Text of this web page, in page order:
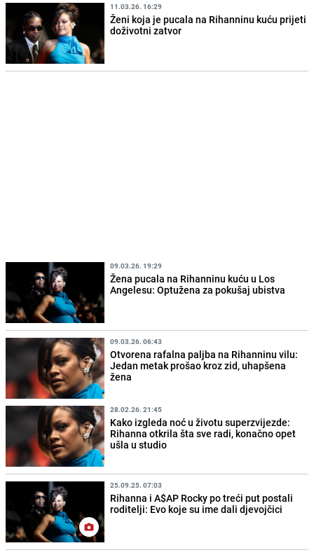
11.03.26. 16:29
Ženi koja je pucala na Rihanninu kuću prijeti
doživotni zatvor
09.03.26. 19:29
Žena pucala na Rihanninu kuću u Los
Angelesu: Optužena za pokušaj ubistva
09.03.26. 06:43
Otvorena rafalna paljba na Rihanninu vilu:
Jedan metak prošao kroz zid, uhapšena
žena
28.02.26. 21:45
Kako izgleda noć u životu superzvijezde:
Rihanna otkrila šta sve radi, konačno opet
ušla u studio
25.09.25. 07:03
Rihanna i A$AP Rocky po treći put postali
roditelji: Evo koje su ime dali djevojčici